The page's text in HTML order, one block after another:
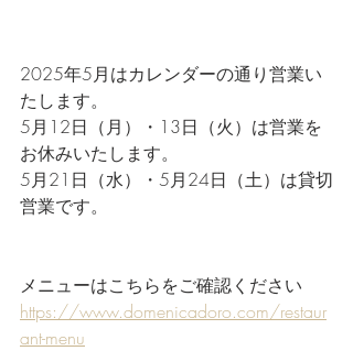
2025年5月はカレンダーの通り営業い
たします。
5月12日（月）・13日（火）は営業を
お休みいたします。
5月21日（水）・5月24日（土）は貸切
営業です。
メニューはこちらをご確認ください
https://www.domenicadoro.com/restaur
ant-menu